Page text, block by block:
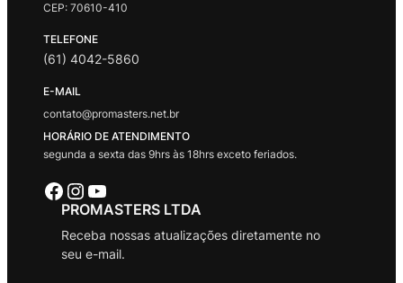
CEP: 70610-410
TELEFONE
(61) 4042-5860
E-MAIL
contato@promasters.net.br
HORÁRIO DE ATENDIMENTO
segunda a sexta das 9hrs às 18hrs exceto feriados.
Facebook Instagram Youtube
PROMASTERS LTDA
Receba nossas atualizações diretamente no
seu e-mail.